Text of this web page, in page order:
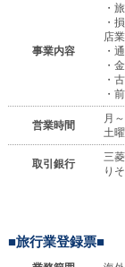
事業内容
・
・
店業
・
・
・
・
営業時間
月
土
取引銀行
三
り
■旅行業登録票■